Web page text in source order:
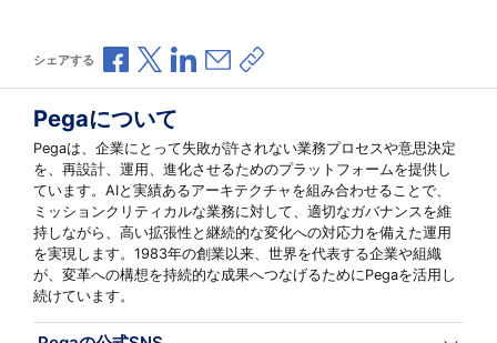
シェアする Facebookで共有
Xで共有LinkedInで共有
メールで共有
共有リンクをコピー
Pegaについて
Pegaは、企業にとって失敗が許されない業務プロセスや意思決定
を、再設計、運用、進化させるためのプラットフォームを提供し
ています。AIと実績あるアーキテクチャを組み合わせることで、
ミッションクリティカルな業務に対して、適切なガバナンスを維
持しながら、高い拡張性と継続的な変化への対応力を備えた運用
を実現します。1983年の創業以来、世界を代表する企業や組織
が、変革への構想を持続的な成果へつなげるためにPegaを活用し
続けています。